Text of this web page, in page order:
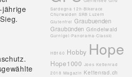
jährige
Sardegna 12h-Bikerace
Churwalden SRB Luzern
Glutenfrei Graubuenden
Graubünden Grindelwald
Gurnigel-Panorama-Classic
HB160 Hobby Hope
Hope1000 Joes Kettenrad
2018 Magazin Kettenrad.ch